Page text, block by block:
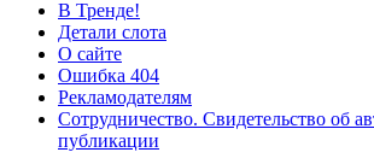
В Тренде!
Детали слота
О сайте
Ошибка 404
Рекламодателям
Сотрудничество. Свидетельство об
публикации